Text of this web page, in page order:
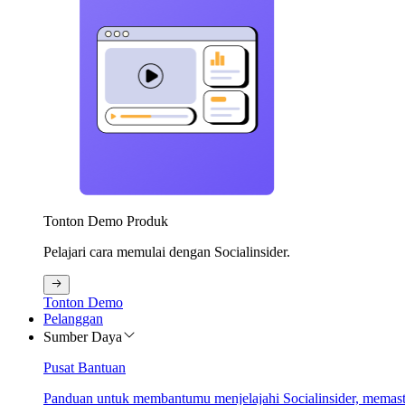
Tonton Demo Produk
Pelajari cara memulai dengan Socialinsider.
Tonton Demo
Pelanggan
Sumber Daya
Pusat Bantuan
Panduan untuk membantumu menjelajahi Socialinsider,